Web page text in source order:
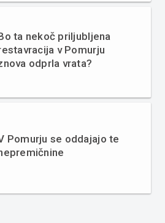
ta nekoč priljubljena
v Pomurju
odprla vrata?
Pomurju se oddajajo te